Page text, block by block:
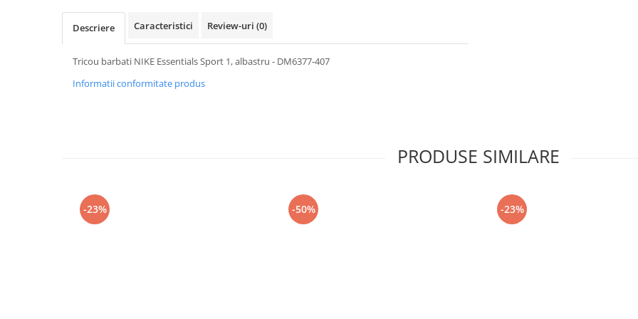
Descriere Caracteristici Review-uri (0)
Tricou barbati NIKE Essentials Sport 1, albastru - DM6377-407
Informatii conformitate produs
PRODUSE SIMILARE
-23% -50% -23%